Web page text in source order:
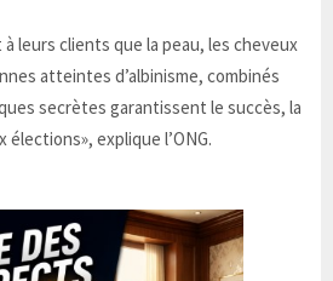
leurs clients que la peau, les cheveux
atteintes d’albinisme, combinés
secrètes garantissent le succès, la
explique l’ONG.